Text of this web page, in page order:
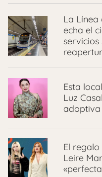
La Línea
echa el
Esta
Luz
adoptiva
El
Leire